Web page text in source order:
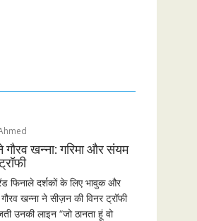
गौरव खन्ना: गरिमा और संयम
फिनाले दर्शकों के लिए भावुक और
खन्ना ने सीज़न की विनर ट्रॉफी
उनकी लाइन “जो ठानता हूं वो